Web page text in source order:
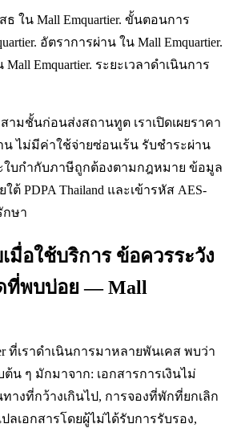
ใน Mall Emquartier. ขั้นตอนการ
อัตราการผ่าน ใน Mall Emquartier.
Emquartier. ระยะเวลาดำเนินการ
ามชั้นก่อนส่งสถานทูต เราเปิดเผยราคา
น ไม่มีค่าใช้จ่ายซ่อนเร้น รับชำระผ่าน
ใบกำกับภาษีถูกต้องตามกฎหมาย ข้อมูล
ต้ PDPA Thailand และเข้ารหัส AES-
กษา
มื่อใช้บริการ ข้อควรระวัง
ที่พบบ่อย — Mall
ที่เราดำเนินการมาหลายพันเคส พบว่า
น ๆ มักมาจาก: เอกสารการเงินไม่
างที่กว้างเกินไป, การจองที่พักที่ยกเลิก
เอกสารโดยผู้ไม่ได้รับการรับรอง,